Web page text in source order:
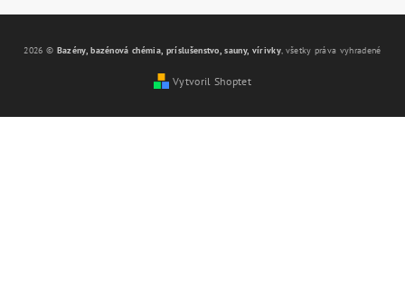
2026 © Bazény, bazénová chémia, príslušenstvo, sauny, vírivky, všetky práva vyhradené
Vytvoril Shoptet